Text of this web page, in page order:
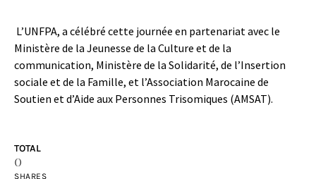
L’UNFPA, a célébré cette journée en partenariat avec le
Ministère de la Jeunesse de la Culture et de la
communication, Ministère de la Solidarité, de l’Insertion
sociale et de la Famille, et l’Association Marocaine de
Soutien et d’Aide aux Personnes Trisomiques (AMSAT).
TOTAL
0
SHARES